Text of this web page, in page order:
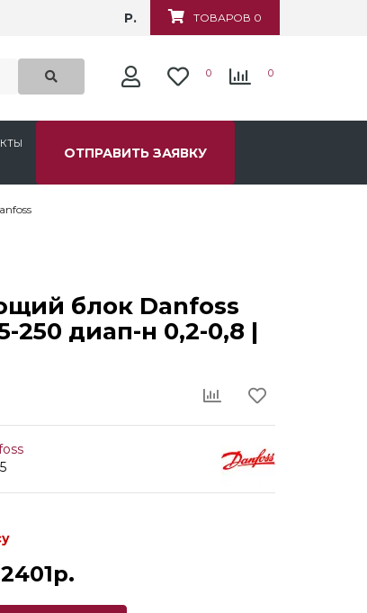
д.6 ТОВАРОВ 0
Р.
0 0
ОТПРАВИТЬ ЗАЯВКУ
блок Danfoss
250 диап-н 0,2-0,8 |